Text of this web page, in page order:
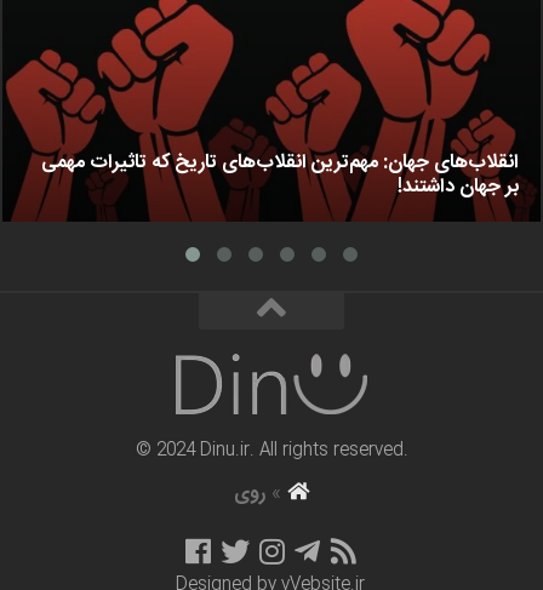
انقلاب‌های جهان: مهم‌ترین انقلاب‌های تاریخ که تاثیرات مهمی
بر جهان داشتند!
© 2024 Dinu.ir. All rights reserved.
» روی